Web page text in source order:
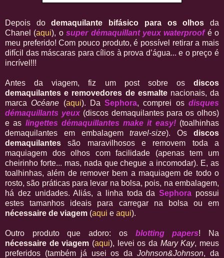
Depois dodemaquilante bifásico para os olhos da
Chanel (aqui), osuper démaquillant yeux waterproofé o
meu preferido! Com pouco produto, é possível retirar a mais
difícil das máscaras para cílios à prova d’água... e o preço é
incrível!!!
Antes da viagem, fiz um post sobre os discos
demaquilantes e removedores de esmalte nacionais, da
marca Océane (aqui). DaSephora, comprei osdisques
démaquillants yeux(discos demaquilantes para os olhos)
e as lingettes démaquillantes make it easy!(toalhinhas
demaquilantes em embalagemtravel-size). Osdiscos
demaquilantes são maravilhosos e removem toda a
maquiagem dos olhos com facilidade (apenas tem um
cheirinho forte... mas, nada que chegue a incomodar). E, as
toalhinhas, além de remover bem a maquiagem de todo o
rosto, são práticas para levar na bolsa, pois, na embalagem,
há dez unidades. Aliás, a linha toda daSephora possui
estes tamanhos ideais para carregar na bolsa ou em
nécessaire de viagem (aqui e aqui).
Outro produto que adoro: os blotting papers! Na
nécessaire de viagem (aqui), levei os da Mary Kay, meus
preferidos (também já usei os daJohnson&Johnson, da